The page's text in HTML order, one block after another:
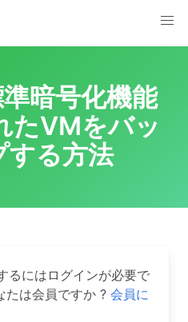
暗号化機能
たVMをバッ
する方法
るにはログインが必要で
たは会員ですか ? 会員に